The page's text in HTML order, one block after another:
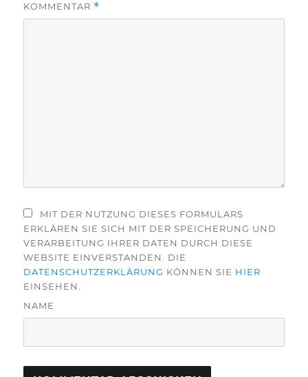
KOMMENTAR *
MIT DER NUTZUNG DIESES FORMULARS
ERKLÄREN SIE SICH MIT DER SPEICHERUNG UND
VERARBEITUNG IHRER DATEN DURCH DIESE
WEBSITE EINVERSTANDEN. DIE
DATENSCHUTZERKLÄRUNG KÖNNEN SIE HIER
EINSEHEN.
NAME